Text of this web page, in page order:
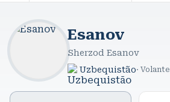
Esanov
Sherzod Esanov
Uzbequistão· Volante